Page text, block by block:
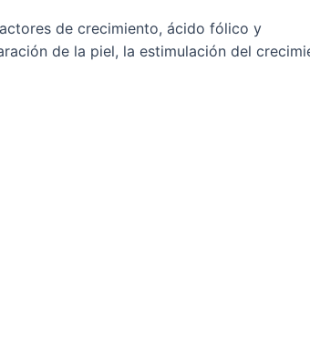
de crecimiento, ácido fólico y
de la piel, la estimulación del